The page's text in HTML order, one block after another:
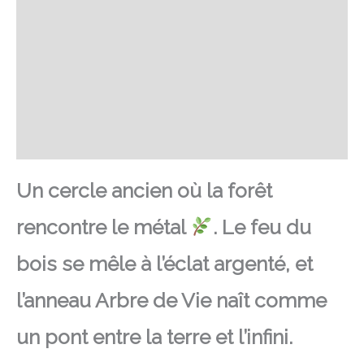
Un cercle ancien où la forêt
rencontre le métal
. Le feu du
bois se mêle à l’éclat argenté, et
l’anneau Arbre de Vie naît comme
un pont entre la terre et l’infini.